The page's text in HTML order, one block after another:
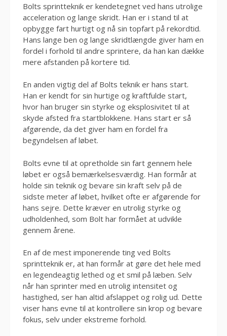
Bolts sprintteknik er kendetegnet ved hans utrolige
acceleration og lange skridt. Han er i stand til at
opbygge fart hurtigt og nå sin topfart på rekordtid.
Hans lange ben og lange skridtlængde giver ham en
fordel i forhold til andre sprintere, da han kan dække
mere afstanden på kortere tid.
En anden vigtig del af Bolts teknik er hans start.
Han er kendt for sin hurtige og kraftfulde start,
hvor han bruger sin styrke og eksplosivitet til at
skyde afsted fra startblokkene. Hans start er så
afgørende, da det giver ham en fordel fra
begyndelsen af løbet.
Bolts evne til at opretholde sin fart gennem hele
løbet er også bemærkelsesværdig. Han formår at
holde sin teknik og bevare sin kraft selv på de
sidste meter af løbet, hvilket ofte er afgørende for
hans sejre. Dette kræver en utrolig styrke og
udholdenhed, som Bolt har formået at udvikle
gennem årene.
En af de mest imponerende ting ved Bolts
sprintteknik er, at han formår at gøre det hele med
en legendeagtig lethed og et smil på læben. Selv
når han sprinter med en utrolig intensitet og
hastighed, ser han altid afslappet og rolig ud. Dette
viser hans evne til at kontrollere sin krop og bevare
fokus, selv under ekstreme forhold.